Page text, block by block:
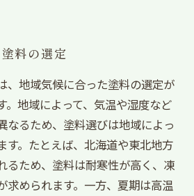
料の選定
、地域気候に合った塗料の選定が
。地域によって、気温や湿度など
なるため、塗料選びは地域によっ
す。たとえば、北海道や東北地方
るため、塗料は耐寒性が高く、凍
求められます。一方、夏期は高温